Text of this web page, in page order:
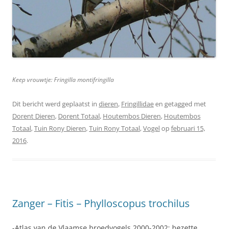
Keep vrouwtje: Fringilla montifringilla
Dit bericht werd geplaatst in dieren, Fringillidaeen getagged met
Dorent Dieren, Dorent Totaal, Houtembos Dieren, Houtembos
Totaal,Tuin Rony Dieren,Tuin Rony Totaal,Vogelopfebruari 15,
2016.
Zanger – Fitis – Phylloscopus trochilus